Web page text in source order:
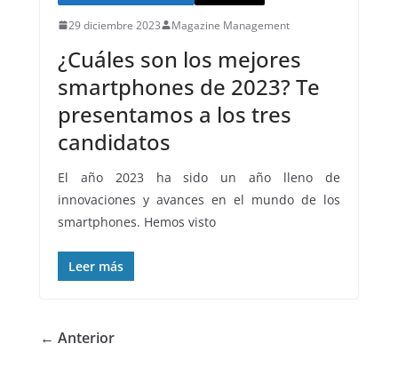
29 diciembre 2023 Magazine Management
¿Cuáles son los mejores
smartphones de 2023? Te
presentamos a los tres
candidatos
El año 2023 ha sido un año lleno de
innovaciones y avances en el mundo de los
smartphones. Hemos visto
Leer más
← Anterior